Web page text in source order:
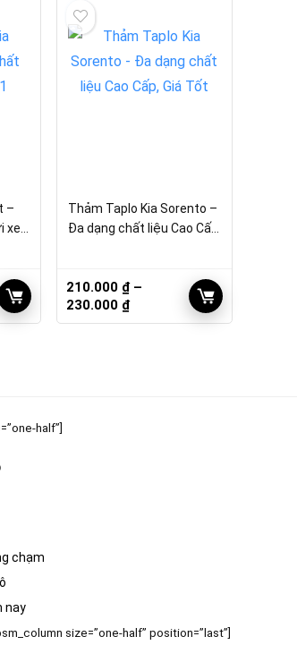
230.000 ₫
–
xe
Thảm Taplo Kia Sorento –
Đa dạng chất liệu Cao Cấp,
210.000 ₫ –
230.000 ₫Khoảng
giá:
half”]
chạm
nay
size=”one-half” position=”last”]